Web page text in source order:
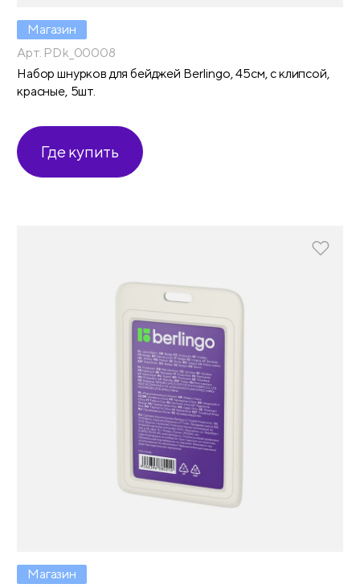
Магазин
Арт. PDk_00008
Набор шнурков для бейджей Berlingo, 45см, с клипсой,
красные, 5шт.
Где купить
Магазин